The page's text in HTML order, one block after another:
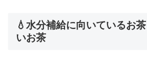
💧水分補給に向いているお
いお茶